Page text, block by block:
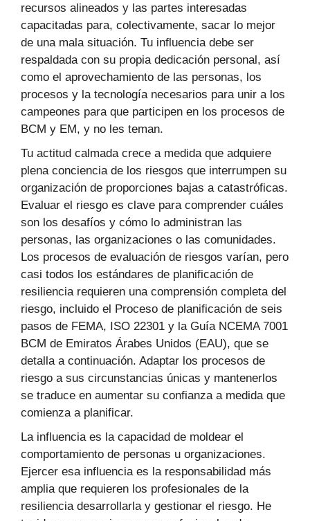
recursos alineados y las partes interesadas
capacitadas para, colectivamente, sacar lo mejor
de una mala situación. Tu influencia debe ser
respaldada con su propia dedicación personal, así
como el aprovechamiento de las personas, los
procesos y la tecnología necesarios para unir a los
campeones para que participen en los procesos de
BCM y EM, y no les teman.
Tu actitud calmada crece a medida que adquiere
plena conciencia de los riesgos que interrumpen su
organización de proporciones bajas a catastróficas.
Evaluar el riesgo es clave para comprender cuáles
son los desafíos y cómo lo administran las
personas, las organizaciones o las comunidades.
Los procesos de evaluación de riesgos varían, pero
casi todos los estándares de planificación de
resiliencia requieren una comprensión completa del
riesgo, incluido el Proceso de planificación de seis
pasos de FEMA, ISO 22301 y la Guía NCEMA 7001
BCM de Emiratos Árabes Unidos (EAU), que se
detalla a continuación. Adaptar los procesos de
riesgo a sus circunstancias únicas y mantenerlos
se traduce en aumentar su confianza a medida que
comienza a planificar.
La influencia es la capacidad de moldear el
comportamiento de personas u organizaciones.
Ejercer esa influencia es la responsabilidad más
amplia que requieren los profesionales de la
resiliencia desarrollarla y gestionar el riesgo. He